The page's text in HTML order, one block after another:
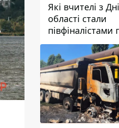
Які вчителі з
області стали
півфіналістами
Teacher Prize